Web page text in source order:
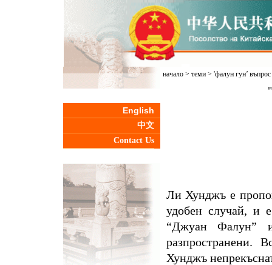
English
中文
Contact Us
начало> теми> 'фалун гун’ въпрос
Ли Хунджъ е
удобен случай, и
“Джуан Фалун”
разпространени.
Хунджъ